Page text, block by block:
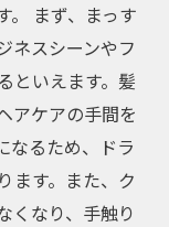
。 まず、まっす
ネスシーンやフ
といえます。髪
アケアの手間を
なるため、ドラ
ます。また、ク
くなり、手触り